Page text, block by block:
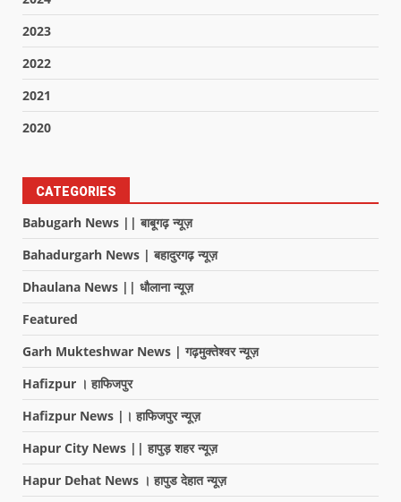
2023
2022
2021
2020
CATEGORIES
Babugarh News || बाबूगढ़ न्यूज़
Bahadurgarh News | बहादुरगढ़ न्यूज़
Dhaulana News || धौलाना न्यूज़
Featured
Garh Mukteshwar News | गढ़मुक्तेश्वर न्यूज़
Hafizpur । हाफिजपुर
Hafizpur News |। हाफिजपुर न्यूज़
Hapur City News || हापुड़ शहर न्यूज़
Hapur Dehat News । हापुड देहात न्यूज़